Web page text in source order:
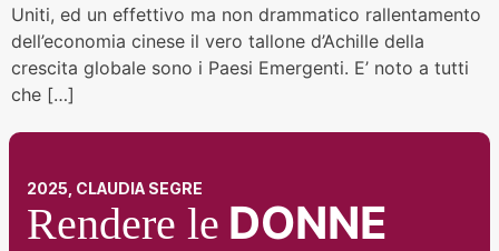
Uniti, ed un effettivo ma non drammatico rallentamento
dell’economia cinese il vero tallone d’Achille della
crescita globale sono i Paesi Emergenti. E’ noto a tutti
che […]
2025, CLAUDIA SEGRE
Rendere le DONNE